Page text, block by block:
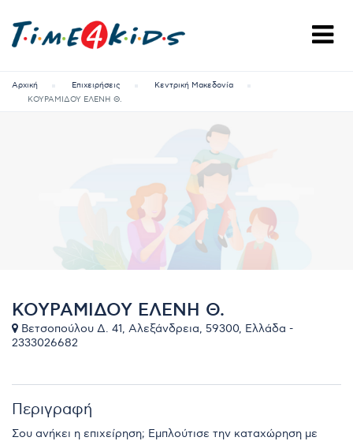
Αρχική Επιχειρήσεις
Κεντρική Μακεδονία
ΚΟΥΡΑΜΙΔΟΥ ΕΛΕΝΗ Θ.
ΚΟΥΡΑΜΙΔΟΥ ΕΛΕΝΗ Θ.
Βετσοπούλου Δ. 41, Αλεξάνδρεια, 59300, Ελλάδα -
2333026682
Περιγραφή
Σου ανήκει η επιχείρηση; Εμπλούτισε την καταχώρηση με